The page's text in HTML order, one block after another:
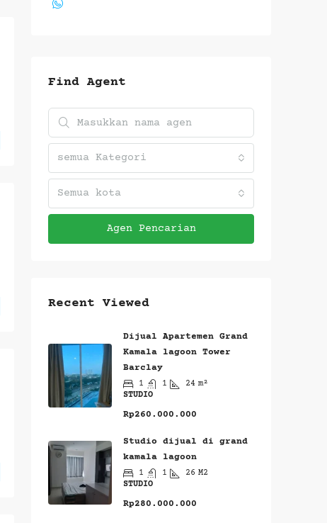
Find Agent
semua Kategori
Semua kota
Agen Pencarian
Recent Viewed
Dijual Apartemen Grand
Kamala lagoon Tower
Barclay
1 1 24 m²
STUDIO
Rp260.000.000
Studio dijual di grand
kamala lagoon
1 1 26 M2
STUDIO
Rp280.000.000